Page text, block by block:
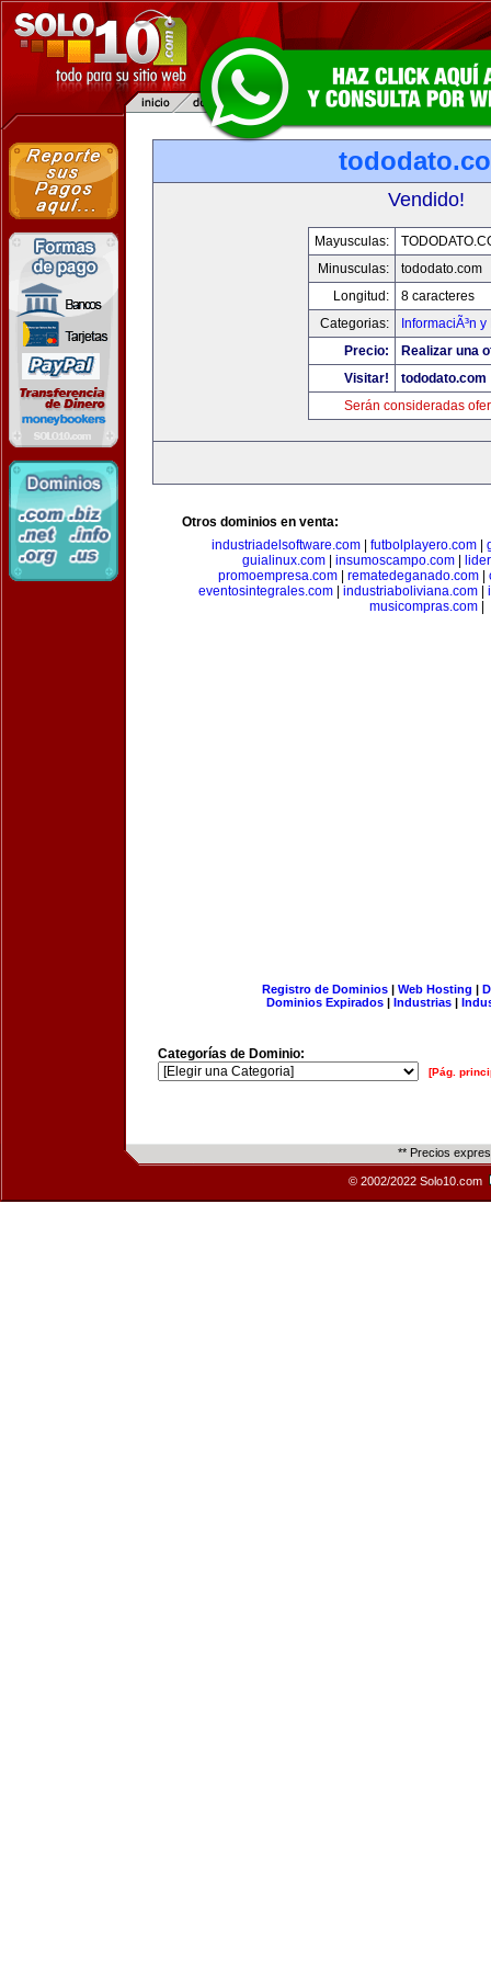
Vendido!
Mayusculas:
Minusculas:
tododato.com
Longitud:
8 caracteres
Categorias:
InformaciÃ³n
Precio:
Realizar una
Visitar!
tododato.com
Serán consideradas
Otros dominios en venta:
industriadelsoftware.com| futbolplayero.com|
guialinux.com
insumoscampo.com
promoempresa.com| rematedeganado.com|
eventosintegrales.com| industriaboliviana.com|
musicompras.com|
Registro de Dominios| Web Hosting |
Dominios Expirados | Industrias |
Categorías de Dominio:
[Pág.
** Precios
© 2002/2022 Solo10.com